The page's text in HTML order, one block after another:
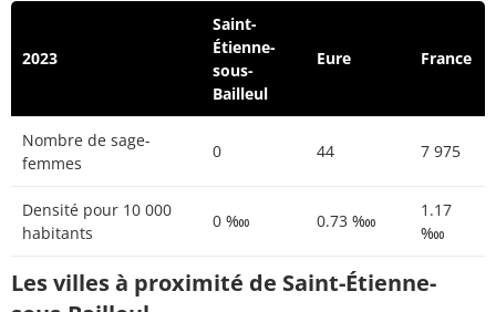
2023
Saint-
Étienne-
sous-
Bailleul
Eure France
Nombre de sage-
femmes
0 44 7 975
Densité pour 10 000
habitants
0 ‱ 0.73 ‱
1.17
‱
Les villes à proximité de Saint-Étienne-